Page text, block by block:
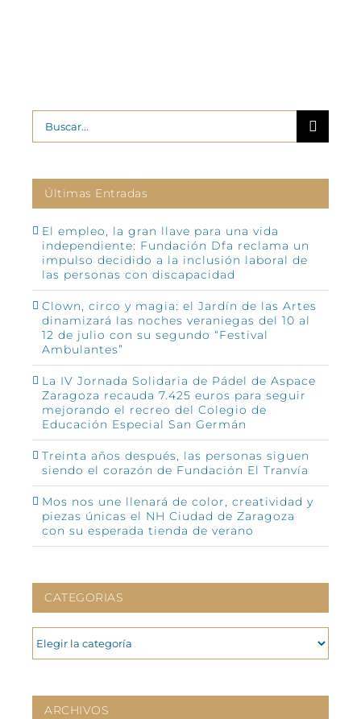
Buscar:
Últimas Entradas
El empleo, la gran llave para una vida
independiente: Fundación Dfa reclama un
impulso decidido a la inclusión laboral de
las personas con discapacidad
Clown, circo y magia: el Jardín de las Artes
dinamizará las noches veraniegas del 10 al
12 de julio con su segundo “Festival
Ambulantes”
La IV Jornada Solidaria de Pádel de Aspace
Zaragoza recauda 7.425 euros para seguir
mejorando el recreo del Colegio de
Educación Especial San Germán
Treinta años después, las personas siguen
siendo el corazón de Fundación El Tranvía
Mos nos une llenará de color, creatividad y
piezas únicas el NH Ciudad de Zaragoza
con su esperada tienda de verano
CATEGORIAS
CATEGORIAS
ARCHIVOS